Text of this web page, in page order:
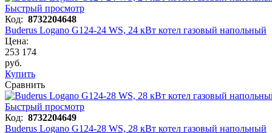
Быстрый просмотр
Код: 8732204648
Buderus Logano G124-24 WS, 24 кВт котел газовый напольный
Цена:
253 174
руб.
Купить
Сравнить
Быстрый просмотр
Код: 8732204649
Buderus Logano G124-28 WS, 28 кВт котел газовый напольный